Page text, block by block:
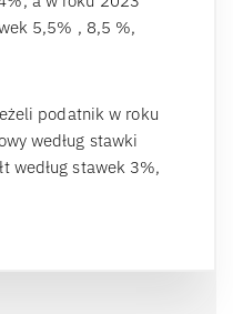
5,5% , 8,5 %,
podatnik w roku
według stawki
według stawek 3%,